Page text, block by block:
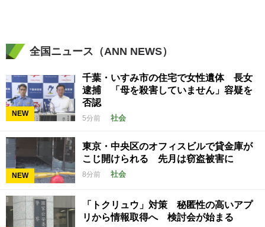
全国ニュース（ANN NEWS）
NEW
千葉・いすみ市の住宅で女性遺体 長女
逮捕 「母を殺害していません」容疑を
否認
5分前 社会
NEW
東京・中央区のオフィスビルで貸金庫が
こじ開けられる 先月は窃盗被害に
8分前 社会
「トクリュウ」対策 秘匿性の高いアプ
リから情報取得へ 検討会が始まる